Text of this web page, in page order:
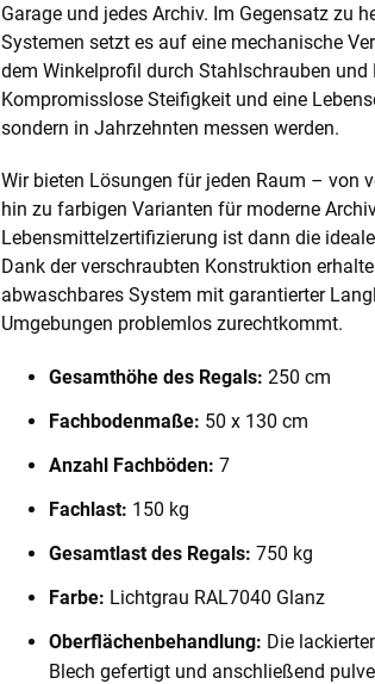
Garage und jedes Archiv. Im Gegensatz zu
Systemen setzt es auf eine mechanische
dem Winkelprofil durch Stahlschrauben und
Kompromisslose Steifigkeit und eine
sondern in Jahrzehnten messen werden.
Wir bieten Lösungen für jeden Raum – von
hin zu farbigen Varianten für moderne
Lebensmittelzertifizierung ist dann die
Dank der verschraubten Konstruktion
abwaschbares System mit garantierter
Umgebungen problemlos zurechtkommt.
Gesamthöhe des Regals: 250 cm
Fachbodenmaße: 50 x 130 cm
Anzahl Fachböden: 7
Fachlast: 150 kg
Gesamtlast des Regals: 750 kg
Farbe: Lichtgrau RAL7040 Glanz
Oberflächenbehandlung: Die
Blech gefertigt und anschließend